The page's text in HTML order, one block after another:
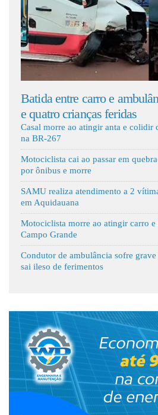
Fale Conosco
carro e ambulância deixa
feridas
Casal morre ao atingir anta e colidir
na BR-267
Motociclista cai ao passar em
por ônibus e morre
SAMU realiza atendimento a 2
em Aquidauana
Motociclista morre ao atingir carro e
Campo Grande
Condutor de ambulância sofre
sai ileso de ferimentos